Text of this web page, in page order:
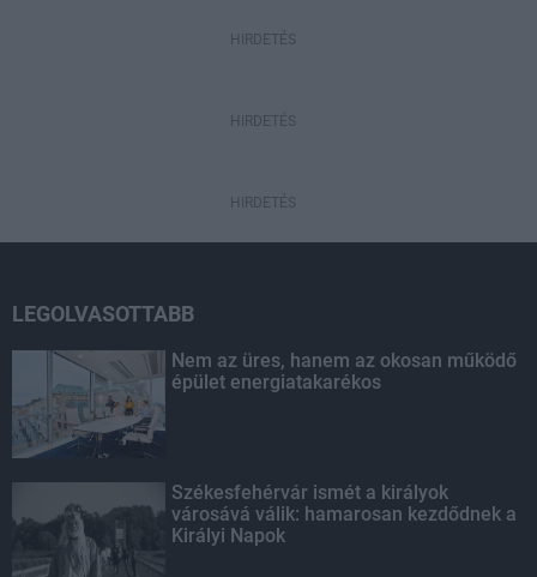
HIRDETÉS
HIRDETÉS
HIRDETÉS
LEGOLVASOTTABB
Nem az üres, hanem az okosan működő
épület energiatakarékos
Székesfehérvár ismét a királyok
városává válik: hamarosan kezdődnek a
Királyi Napok